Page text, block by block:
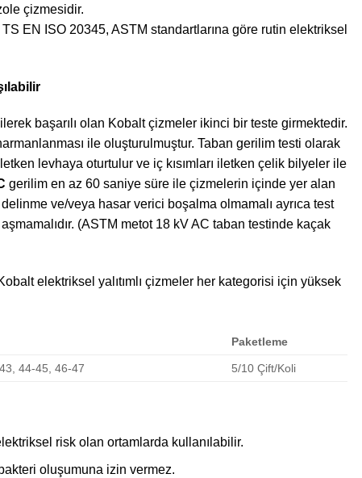
çizmesidir.
EN ISO 20345, ASTM standartlarına göre rutin elektriksel
başarılı olan Kobalt çizmeler ikinci bir teste girmektedir.
ile oluşturulmuştur. Taban gerilim testi olarak
levhaya oturtulur ve iç kısımları iletken çelik bilyeler ile
gerilim en az 60 saniye süre ile çizmelerin içinde yer alan
ve/veya hasar verici boşalma olmamalı ayrıca test
(ASTM metot 18 kV AC taban testinde kaçak
elektriksel yalıtımlı çizmeler her kategorisi için yüksek
Paketleme
44-45, 46-47 5/10 Çift/Koli
risk olan ortamlarda kullanılabilir.
bakteri oluşumuna izin vermez.